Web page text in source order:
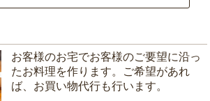
お客様のお宅でお客様のご要望に沿っ
たお料理を作ります。ご希望があれ
ば、お買い物代行も行います。